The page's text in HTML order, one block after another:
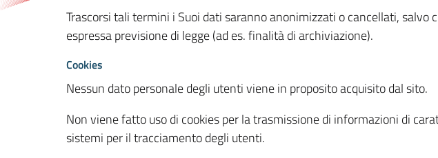
Trascorsi tali termini i Suoi dati saranno anonimizzati o cancellati,
espressa previsione di legge (ad es. finalità di archiviazione).
Cookies
Nessun dato personale degli utenti viene in proposito acquisito dal sito.
Non viene fatto uso di cookies per la trasmissione di informazioni di
sistemi per il tracciamento degli utenti.